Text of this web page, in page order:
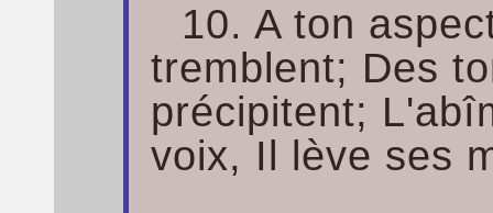
10. A ton
tremblent; Des
précipitent;
voix, Il lève ses